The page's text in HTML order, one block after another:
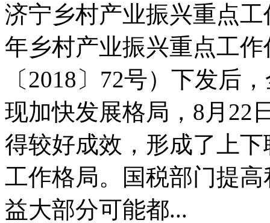
济宁乡村产业振兴重点
年乡村产业振兴重点工
〔2018〕72号）下发后
现加快发展格局，8月22
得较好成效，形成了上
工作格局。国税部门提
益大部分可能都...